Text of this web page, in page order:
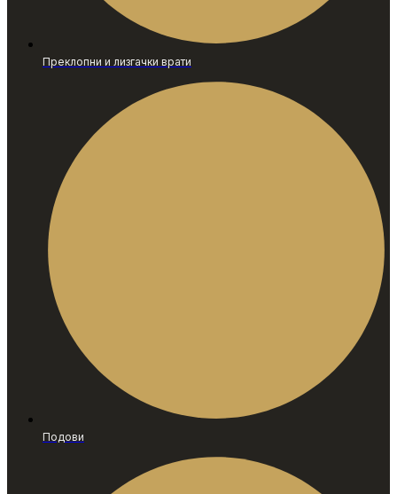
Преклопни и лизгачки врати
Подови